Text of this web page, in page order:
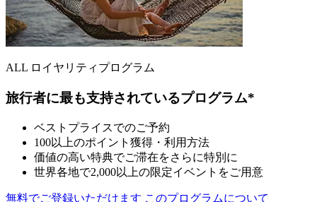
ALL ロイヤリティプログラム
旅行者に最も支持されているプログラム*
ベストプライスでのご予約
100以上のポイント獲得・利用方法
価値の高い特典でご滞在をさらに特別に
世界各地で2,000以上の限定イベントをご用意
無料でご登録いただけます このプログラムについて